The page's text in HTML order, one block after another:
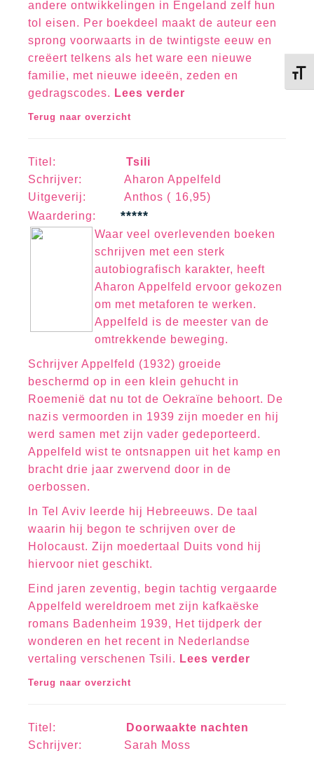
andere ontwikkelingen in Engeland zelf hun
tol eisen. Per boekdeel maakt de auteur een
sprong voorwaarts in de twintigste eeuw en
creëert telkens als het ware een nieuwe
familie, met nieuwe ideeën, zeden en
gedragscodes. Lees verder
Terug naar overzicht
Titel:
Tsili
Schrijver: Aharon Appelfeld
Uitgeverij: Anthos ( 16,95)
Waardering: *****
Waar veel overlevenden boeken
schrijven met een sterk
autobiografisch karakter, heeft
Aharon Appelfeld ervoor gekozen
om met metaforen te werken.
Appelfeld is de meester van de
omtrekkende beweging.
Schrijver Appelfeld (1932) groeide
beschermd op in een klein gehucht in
Roemenië dat nu tot de Oekraïne behoort. De
nazis vermoorden in 1939 zijn moeder en hij
werd samen met zijn vader gedeporteerd.
Appelfeld wist te ontsnappen uit het kamp en
bracht drie jaar zwervend door in de
oerbossen.
In Tel Aviv leerde hij Hebreeuws. De taal
waarin hij begon te schrijven over de
Holocaust. Zijn moedertaal Duits vond hij
hiervoor niet geschikt.
Eind jaren zeventig, begin tachtig vergaarde
Appelfeld wereldroem met zijn kafkaëske
romans Badenheim 1939, Het tijdperk der
wonderen en het recent in Nederlandse
vertaling verschenen Tsili. Lees verder
Terug naar overzicht
Titel:
Doorwaakte nachten
Schrijver: Sarah Moss